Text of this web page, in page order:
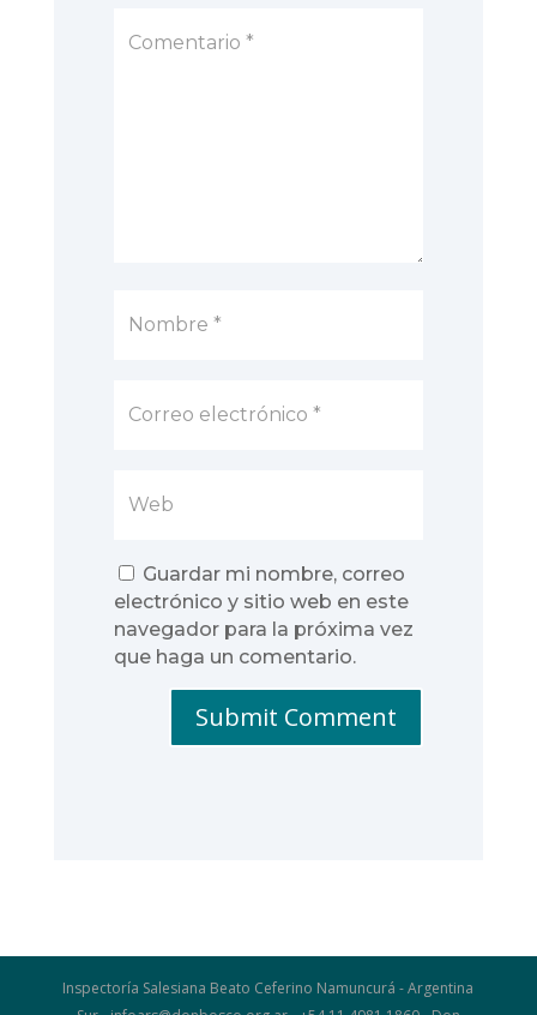
Guardar mi nombre, correo
electrónico y sitio web en este
navegador para la próxima vez
que haga un comentario.
Submit Comment
Inspectoría Salesiana Beato Ceferino Namuncurá - Argentina